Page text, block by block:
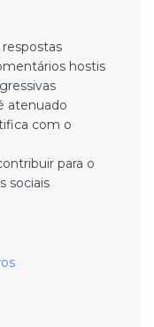
hostis
atenuado
com o
para o
sociais